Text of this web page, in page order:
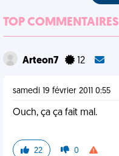
TOP COMMENTAIRES
Arteon7 12
samedi 19 février 2011 0:55
Ouch, ça ça fait mal.
22 0